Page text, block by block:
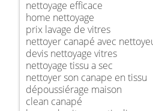
nettoyage efficace
home nettoyage
prix lavage de vitres
nettoyer canapé avec
devis nettoyage vitres
nettoyage tissu a sec
nettoyer son canape en tissu
dépoussiérage maison
clean canapé